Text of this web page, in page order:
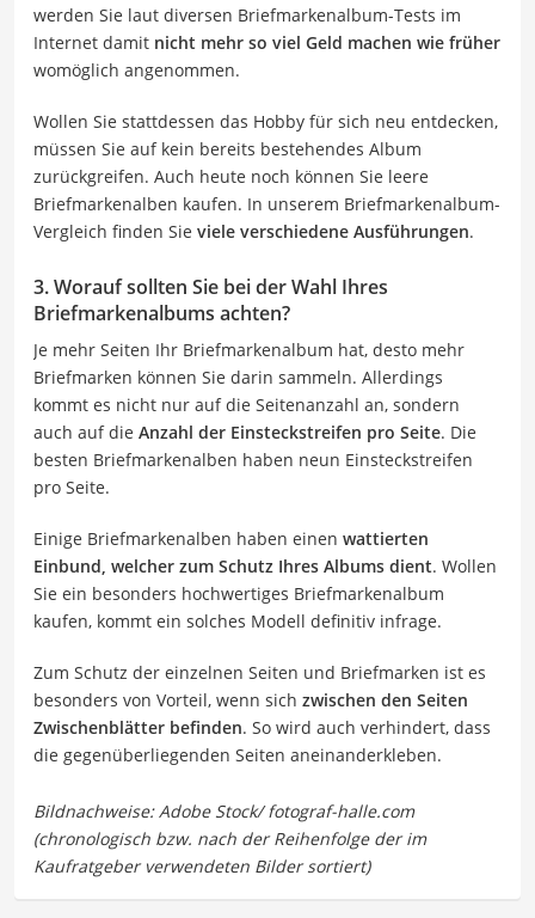
werden Sie laut diversen Briefmarkenalbum-Tests im
Internet damit nicht mehr so viel Geld machen wie früher
womöglich angenommen.
Wollen Sie stattdessen das Hobby für sich neu entdecken,
müssen Sie auf kein bereits bestehendes Album
zurückgreifen. Auch heute noch können Sie leere
Briefmarkenalben kaufen. In unserem Briefmarkenalbum-
Vergleich finden Sie viele verschiedene Ausführungen.
3. Worauf sollten Sie bei der Wahl Ihres
Briefmarkenalbums achten?
Je mehr Seiten Ihr Briefmarkenalbum hat, desto mehr
Briefmarken können Sie darin sammeln. Allerdings
kommt es nicht nur auf die Seitenanzahl an, sondern
auch auf die Anzahl der Einsteckstreifen pro Seite. Die
besten Briefmarkenalben haben neun Einsteckstreifen
pro Seite.
Einige Briefmarkenalben haben einen wattierten
Einbund, welcher zum Schutz Ihres Albums dient. Wollen
Sie ein besonders hochwertiges Briefmarkenalbum
kaufen, kommt ein solches Modell definitiv infrage.
Zum Schutz der einzelnen Seiten und Briefmarken ist es
besonders von Vorteil, wenn sich zwischen den Seiten
Zwischenblätter befinden. So wird auch verhindert, dass
die gegenüberliegenden Seiten aneinanderkleben.